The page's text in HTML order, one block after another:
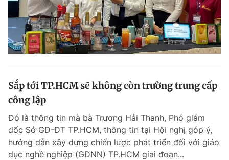
Sắp tới TP.HCM sẽ không còn trường trung cấp
công lập
Đó là thông tin mà bà Trương Hải Thanh, Phó giám
đốc Sở GD-ĐT TP.HCM, thông tin tại Hội nghị góp ý,
hướng dẫn xây dựng chiến lược phát triển đối với giáo
dục nghề nghiệp (GDNN) TP.HCM giai đoạn...